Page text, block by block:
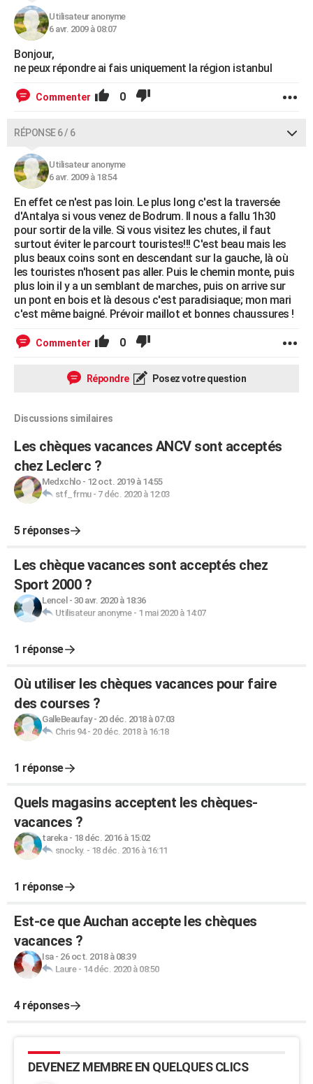
Utilisateur anonyme
6 avr. 2009 à 08:07
Bonjour,
ne peux répondre ai fais uniquement la région istanbul
Commenter 0
RÉPONSE 6 / 6
Utilisateur anonyme
6 avr. 2009 à 18:54
En effet ce n'est pas loin. Le plus long c'est la traversée
d'Antalya si vous venez de Bodrum. Il nous a fallu 1h30
pour sortir de la ville. Si vous visitez les chutes, il faut
surtout éviter le parcourt touristes!!! C'est beau mais les
plus beaux coins sont en descendant sur la gauche, là où
les touristes n'hosent pas aller. Puis le chemin monte, puis
plus loin il y a un semblant de marches, puis on arrive sur
un pont en bois et là desous c'est paradisiaque; mon mari
c'est même baigné. Prévoir maillot et bonnes chaussures !
Commenter 0
Répondre Posez votre question
Discussions similaires
Les chèques vacances ANCV sont acceptés
chez Leclerc ?
Medxchlo- 12 oct. 2019 à 14:55
stf_frmu- 7 déc. 2020 à 12:03
5 réponses
Les chèque vacances sont acceptés chez
Sport 2000 ?
Lencel- 30 avr. 2020 à 18:36
Utilisateur anonyme- 1 mai 2020 à 14:07
1 réponse
Où utiliser les chèques vacances pour faire
des courses ?
GalleBeaufay- 20 déc. 2018 à 07:03
Chris 94- 20 déc. 2018 à 16:18
1 réponse
Quels magasins acceptent les chèques-
vacances ?
tareka- 18 déc. 2016 à 15:02
snocky. - 18 déc. 2016 à 16:11
1 réponse
Est-ce que Auchan accepte les chèques
vacances ?
Isa- 26 oct. 2018 à 08:39
Laure- 14 déc. 2020 à 08:50
4 réponses
DEVENEZ MEMBRE EN QUELQUES CLICS